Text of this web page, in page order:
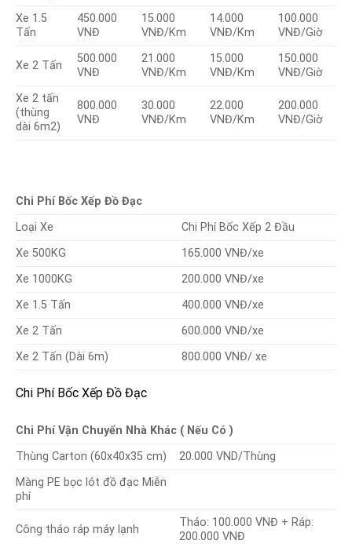
Xe 1.5
Tấn
450.000
VNĐ
15.000
VNĐ/Km
14.000
VNĐ/Km
100.000
VNĐ/Giờ
Xe 2 Tấn
500.000
VNĐ
21.000
VNĐ/Km
15.000
VNĐ/Km
150.000
VNĐ/Giờ
Xe 2 tấn
(thùng
dài 6m2)
800.000
VNĐ
30.000
VNĐ/Km
22.000
VNĐ/Km
200.000
VNĐ/Giờ
Chi Phí Bốc Xếp Đồ Đạc
Loại Xe
Chi Phí Bốc Xếp 2 Đầu
Xe 500KG
165.000 VNĐ/xe
Xe 1000KG
200.000 VNĐ/xe
Xe 1.5 Tấn
400.000 VNĐ/xe
Xe 2 Tấn
600.000 VNĐ/xe
Xe 2 Tấn (Dài 6m)
800.000 VNĐ/ xe
Chi Phí Bốc Xếp Đồ Đạc
Chi Phí Vận Chuyển Nhà Khác ( Nếu Có )
Thùng Carton (60x40x35 cm)
20.000 VND/Thùng
Màng PE bọc lót đồ đạc Miễn
phí
Công tháo ráp máy lạnh
Tháo: 100.000 VNĐ + Ráp:
200.000 VNĐ